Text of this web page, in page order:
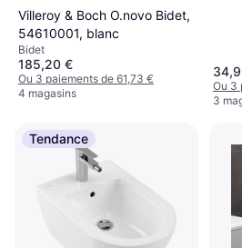
Villeroy & Boch O.novo Bidet,
54610001, blanc
Bidet
185,20 €
Ou 3 paiements de 61,73 €
4 magasins
Ou 3
3
Tendance